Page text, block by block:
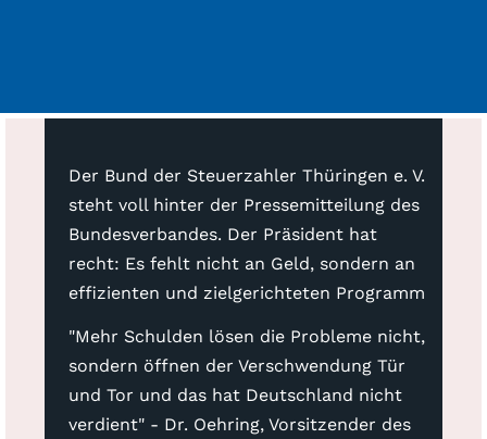
Der Bund der Steuerzahler Thüringen e. V.
steht voll hinter der Pressemitteilung des
Bundesverbandes. Der Präsident hat
recht: Es fehlt nicht an Geld, sondern an
effizienten und zielgerichteten Programm
"Mehr Schulden lösen die Probleme nicht,
sondern öffnen der Verschwendung Tür
und Tor und das hat Deutschland nicht
verdient" - Dr. Oehring, Vorsitzender des